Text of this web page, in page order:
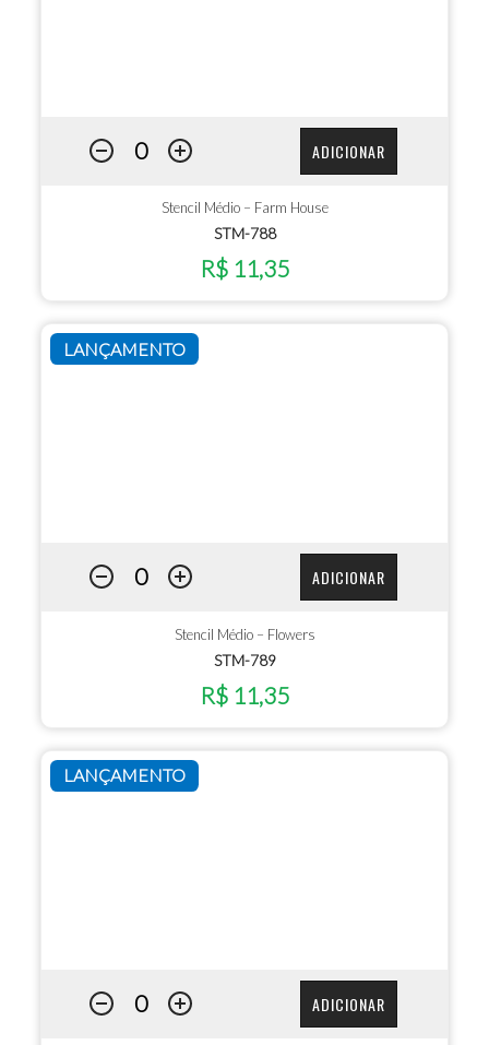
ADICIONAR
Stencil Médio – Farm House
STM-788
R$ 11,35
LANÇAMENTO
ADICIONAR
Stencil Médio – Flowers
STM-789
R$ 11,35
LANÇAMENTO
ADICIONAR